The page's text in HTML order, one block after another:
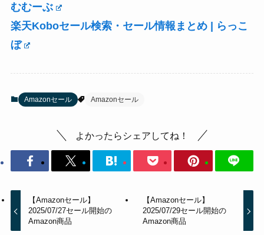
むむーぶ
楽天Koboセール検索・セール情報まとめ | らっこ
ぼ
Amazonセール Amazonセール
よかったらシェアしてね！
【Amazonセール】
2025/07/27セール開始の
Amazon商品
【Amazonセール】
2025/07/29セール開始の
Amazon商品